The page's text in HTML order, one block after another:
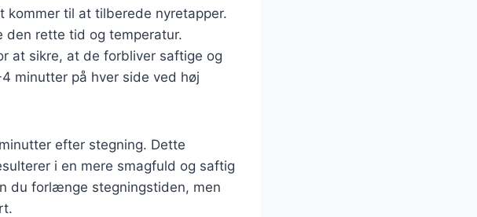
kommer til at tilberede nyretapper.
den rette tid og temperatur.
at sikre, at de forbliver saftige og
minutter på hver side ved høj
efter stegning. Dette
i en mere smagfuld og saftig
du forlænge stegningstiden, men